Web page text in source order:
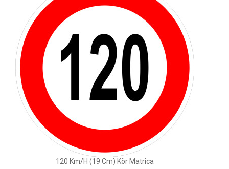
120 Km/h (19 Cm) Kör Matrica